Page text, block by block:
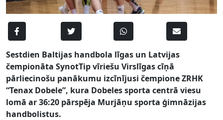
Sestdien Baltijas handbola līgas un Latvijas
čempionāta SynotTip vīriešu Virslīgas cīņā
pārliecinošu panākumu izcīnījusi čempione ZRHK
“Tenax Dobele”, kura Dobeles sporta centrā viesu
lomā ar 36:20 pārspēja Murjāņu sporta ģimnāzijas
handbolistus.